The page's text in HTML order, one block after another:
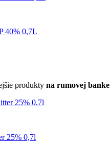
40% 0,7L
produkty na rumovej banke
25% 0,7l